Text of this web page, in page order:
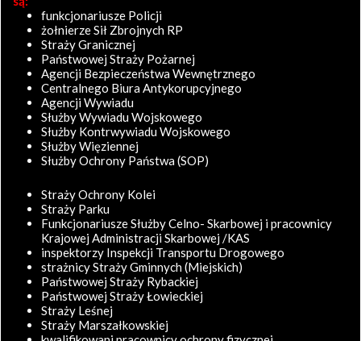
funkcjonariusze Policji
żołnierze Sił Zbrojnych RP
Straży Granicznej
Państwowej Straży Pożarnej
Agencji Bezpieczeństwa Wewnętrznego
Centralnego Biura Antykorupcyjnego
Agencji Wywiadu
Służby Wywiadu Wojskowego
Służby Kontrwywiadu Wojskowego
Służby Więziennej
Służby Ochrony Państwa (SOP)
Straży Ochrony Kolei
Straży Parku
Funkcjonariusze Służby Celno- Skarbowej i pracownicy
Krajowej Administracji Skarbowej /KAS
inspektorzy Inspekcji Transportu Drogowego
strażnicy Straży Gminnych (Miejskich)
Państwowej Straży Rybackiej
Państwowej Straży Łowieckiej
Straży Leśnej
Straży Marszałkowskiej